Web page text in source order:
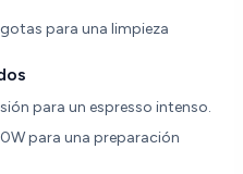
para una limpieza
para un espresso intenso.
para una preparación